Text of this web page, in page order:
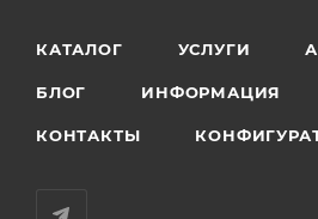
КАТАЛОГ УСЛУГИ
БЛОГ ИНФОРМАЦИЯ
КОНТАКТЫ